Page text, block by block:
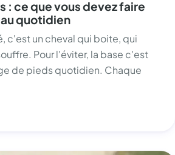
: ce que vous devez faire
quotidien
c'est un cheval qui boite, qui
Pour l'éviter, la base c'est
de pieds quotidien. Chaque